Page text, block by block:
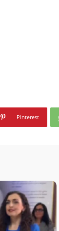
Pinterest